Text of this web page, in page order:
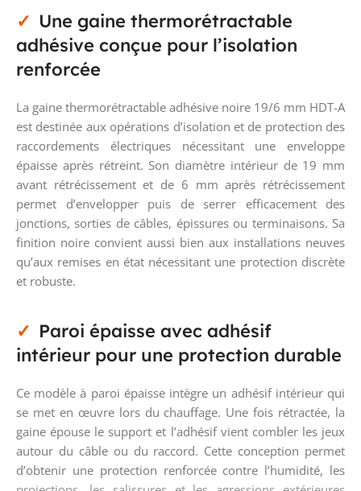
Une gaine thermorétractable
adhésive conçue pour l’isolation
renforcée
La gaine thermorétractable adhésive noire 19/6 mm HDT-A
est destinée aux opérations d’isolation et de protection des
raccordements électriques nécessitant une enveloppe
épaisse après rétreint. Son diamètre intérieur de 19 mm
avant rétrécissement et de 6 mm après rétrécissement
permet d’envelopper puis de serrer efficacement des
jonctions, sorties de câbles, épissures ou terminaisons. Sa
finition noire convient aussi bien aux installations neuves
qu’aux remises en état nécessitant une protection discrète
et robuste.
Paroi épaisse avec adhésif
intérieur pour une protection durable
Ce modèle à paroi épaisse intègre un adhésif intérieur qui
se met en œuvre lors du chauffage. Une fois rétractée, la
gaine épouse le support et l’adhésif vient combler les jeux
autour du câble ou du raccord. Cette conception permet
d’obtenir une protection renforcée contre l’humidité, les